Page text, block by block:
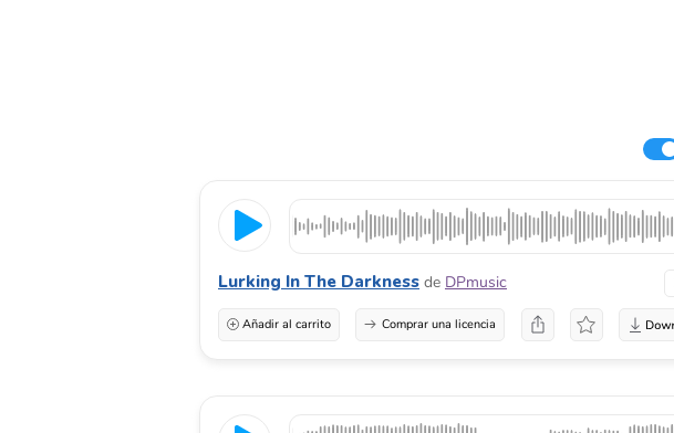
Lurking In The Darkness de DPmusic
Añadir al carrito Comprar una licencia